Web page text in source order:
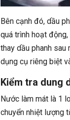
Bên cạnh đó, dầu
quá trình hoạt
thay dầu phanh
dụng cụ riêng biệt
Kiểm tra dung
Nước làm mát là 1
chuyển nhiệt lượng